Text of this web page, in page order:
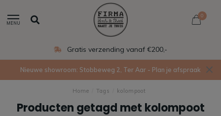
MENU
0
Gratis verzending vanaf €200,-
Nieuwe showroom: Stobbeweg 2, Ter Aar - Plan je afspraak
Home Tags kolompoot
Producten getagd met kolompoot